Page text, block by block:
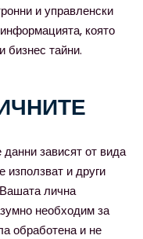
и управленски
която
бизнес тайни.
зависят от вида
използват и други
лична
необходим за
обработена и не